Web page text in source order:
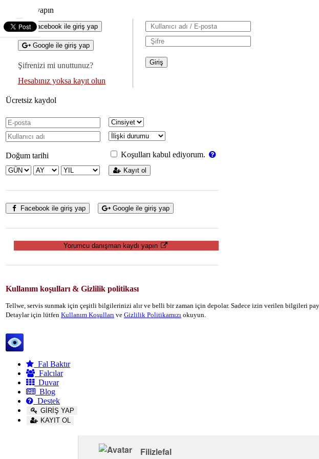
Giriş yapın
Facebook ile giriş yap
Google ile giriş yap
Şifrenizi mi unuttunuz?
Hesabınız yoksa kayıt olun
Ücretsiz kaydol
Doğum tarihi Koşulları kabul ediyorum.
Kayıt ol
Facebook ile giriş yap Google ile giriş yap
Yorumcu danışman kaydı yapın
Kullanım koşulları & Gizlilik politikası
Tellwe, servis sunmak için çeşitli bilgilerinizi alır ve belli bir zaman için depolar. Sadece izin verilen bilgileri
Detaylar için lütfen Kullanım Koşulları ve Gizlilik Politikamızı okuyun.
Fal Baktır
Falcılar
Duvar
Blog
Destek
GİRİŞ YAP
KAYIT OL
Filizlefal